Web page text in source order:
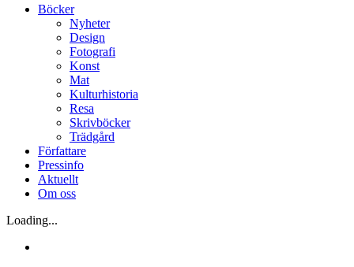
Böcker
Nyheter
Design
Fotografi
Konst
Mat
Kulturhistoria
Resa
Skrivböcker
Trädgård
Författare
Pressinfo
Aktuellt
Om oss
Loading...